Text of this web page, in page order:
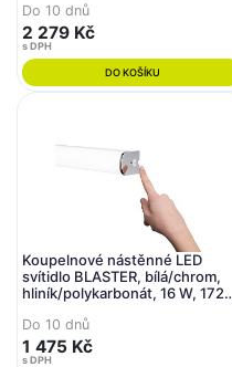
Do 10 dnů
2 279 Kč
s DPH
DO KOŠÍKU
Koupelnové nástěnné LED
svítidlo BLASTER, bílá/chrom,
hliník/polykarbonát, 16 W, 1720
cm - FANEUROPE
Do 10 dnů
1 475 Kč
s DPH